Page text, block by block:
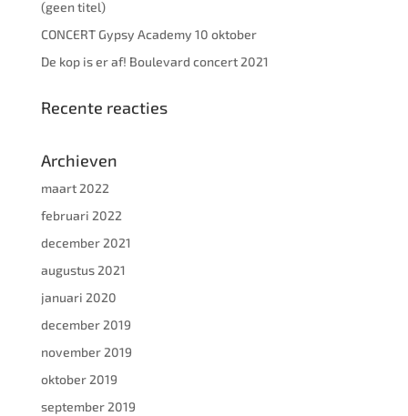
(geen titel)
CONCERT Gypsy Academy 10 oktober
De kop is er af! Boulevard concert 2021
Recente reacties
Archieven
maart 2022
februari 2022
december 2021
augustus 2021
januari 2020
december 2019
november 2019
oktober 2019
september 2019